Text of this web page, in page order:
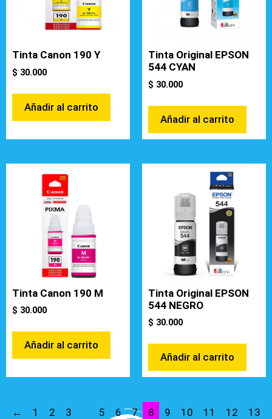
Tinta Canon 190 Y
$ 30.000
Añadir al carrito
Tinta Original EPSON
544 CYAN
$ 30.000
Añadir al carrito
Tinta Canon 190 M
$ 30.000
Añadir al carrito
Tinta Original EPSON
544 NEGRO
$ 30.000
Añadir al carrito
← 1 2 3 5 6 7 8 9 10 11 12
13